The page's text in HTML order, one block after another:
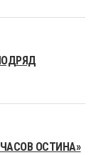
ЧАСОВ ОСТИНА»